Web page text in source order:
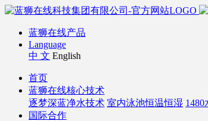
蓝狮在线产品
Language
中 文 English
首页
蓝狮在线核心技术
逐梦深蓝净水技术 室内泳池恒温恒湿 1480
国际合作